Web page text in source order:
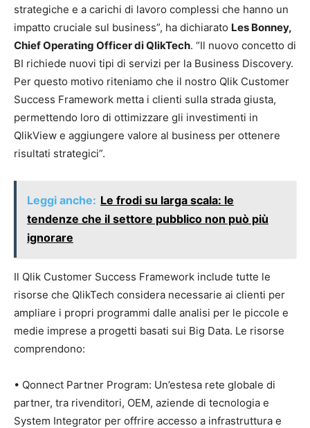
strategiche e a carichi di lavoro complessi che hanno un
impatto cruciale sul business”, ha dichiarato Les Bonney,
Chief Operating Officer di QlikTech. “Il nuovo concetto di
BI richiede nuovi tipi di servizi per la Business Discovery.
Per questo motivo riteniamo che il nostro Qlik Customer
Success Framework metta i clienti sulla strada giusta,
permettendo loro di ottimizzare gli investimenti in
QlikView e aggiungere valore al business per ottenere
risultati strategici”.
Leggi anche: Le frodi su larga scala: le
tendenze che il settore pubblico non può più
ignorare
Il Qlik Customer Success Framework include tutte le
risorse che QlikTech considera necessarie ai clienti per
ampliare i propri programmi dalle analisi per le piccole e
medie imprese a progetti basati sui Big Data. Le risorse
comprendono:
• Qonnect Partner Program: Un’estesa rete globale di
partner, tra rivenditori, OEM, aziende di tecnologia e
System Integrator per offrire accesso a infrastruttura e